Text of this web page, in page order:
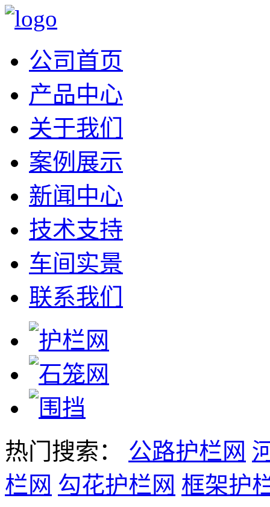
公司首页
产品中心
关于我们
案例展示
新闻中心
技术支持
车间实景
联系我们
热门搜索： 公路护栏网
栏网 勾花护栏网 框架护